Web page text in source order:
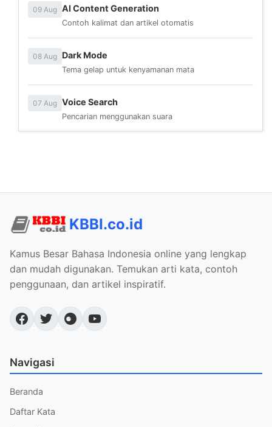
09 Aug AI Content Generation
Contoh kalimat dan artikel otomatis
08 Aug Dark Mode
Tema gelap untuk kenyamanan mata
07 Aug Voice Search
Pencarian menggunakan suara
KBBI.co.id
Kamus Besar Bahasa Indonesia online yang lengkap
dan mudah digunakan. Temukan arti kata, contoh
penggunaan, dan artikel inspiratif.
Navigasi
Beranda
Daftar Kata